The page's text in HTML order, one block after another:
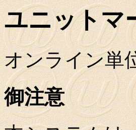
ユニットマ
オンライン単
御注意